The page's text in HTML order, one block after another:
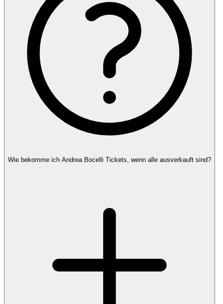
Wie bekomme ich Andrea Bocelli Tickets, wenn alle ausverkauft sind?